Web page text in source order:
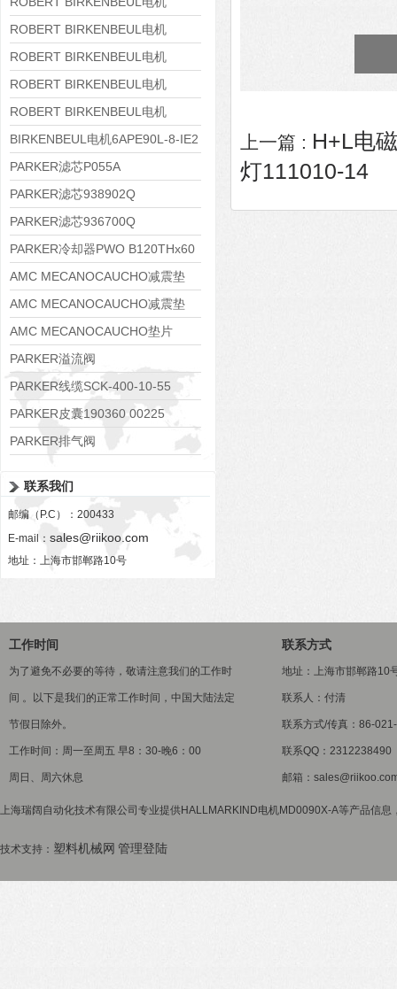
8APE160L-4-IE3
ROBERT BIRKENBEUL电机
8APE112M-6K-IE3
ROBERT BIRKENBEUL电机
8APE100L-2 IE3
ROBERT BIRKENBEUL电机
8APE90S-4 IE3
ROBERT BIRKENBEUL电机
8APE80M-2K-IE3
BIRKENBEUL电机6APE90L-8-IE2
PARKER滤芯P055A
PARKER滤芯938902Q
PARKER滤芯936700Q
PARKER冷却器PWO B120THx60
AMC MECANOCAUCHO减震垫
138552
AMC MECANOCAUCHO减震垫
138551
AMC MECANOCAUCHO垫片
608074
PARKER溢流阀
RE06M35W2N1KWXG087
PARKER线缆SCK-400-10-55
PARKER皮囊190360 00225
PARKER排气阀
联系我们
邮编（P.C）：200433
E-mail： sales@riikoo.com
地址：上海市邯郸路10号
上一篇 : H+L电
灯111010-14
工作时间
为了避免不必要的等待，敬请注意我们的工作时
间 。以下是我们的正常工作时间，中国大陆法定
节假日除外。
工作时间：周一至周五 早8：30-晚6：00
周日、周六休息
联系方式
地址：上海市邯郸路10
联系人：付清
联系方式/传真：86-
联系QQ：2312238490
邮箱：
上海瑞阔自动化技术有限公司专业提供HALLMARKIND电机MD0090X-A等产品信息
技术支持： 塑料机械网 管理登陆